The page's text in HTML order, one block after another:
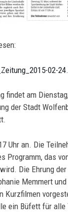
02-
findet am
der Stadt
Uhr an. Die
Programm, das
Die Ehrung
Memmert
Kurzfilmen
ein Büfett für alle